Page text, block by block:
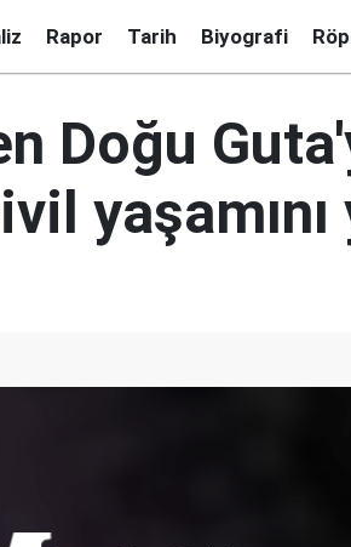
Rapor Tarih Biyografi
Doğu